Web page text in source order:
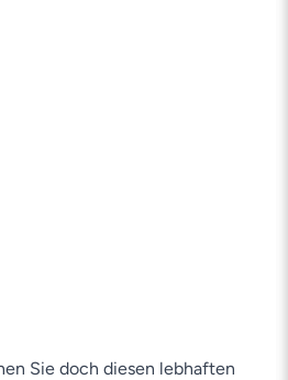
Sie doch diesen lebhaften